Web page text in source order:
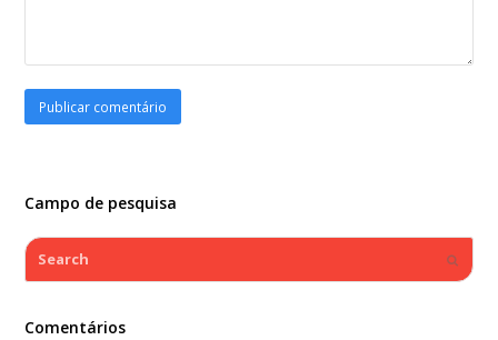
Campo de pesquisa
Search
Comentários